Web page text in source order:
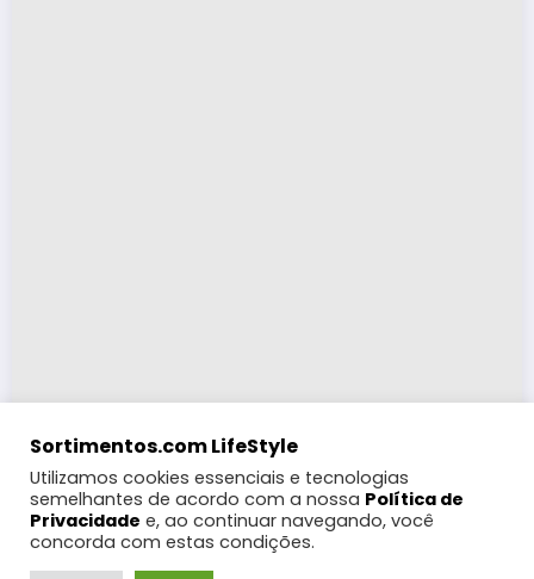
Eventos e Feiras
Sortimentos.com LifeStyle
Utilizamos cookies essenciais e tecnologias
semelhantes de acordo com a nossa Política de
Privacidade e, ao continuar navegando, você
concorda com estas condições.